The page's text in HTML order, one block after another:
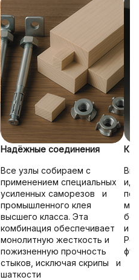
Надёжные соединения
Все узлы собираем с
применением специальных
усиленных саморезов и
промышленного клея
высшего класса. Эта
комбинация обеспечивает
монолитную жесткость и
пожизненную прочность
стыков, исключая скрипы и
шаткости
и